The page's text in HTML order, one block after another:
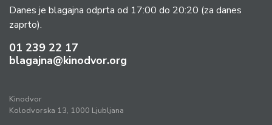
Danes je blagajna odprta od 17:00 do 20:20 (za danes
zaprto).
01 239 22 17
blagajna@kinodvor.org
Kinodvor
Kolodvorska 13, 1000 Ljubljana